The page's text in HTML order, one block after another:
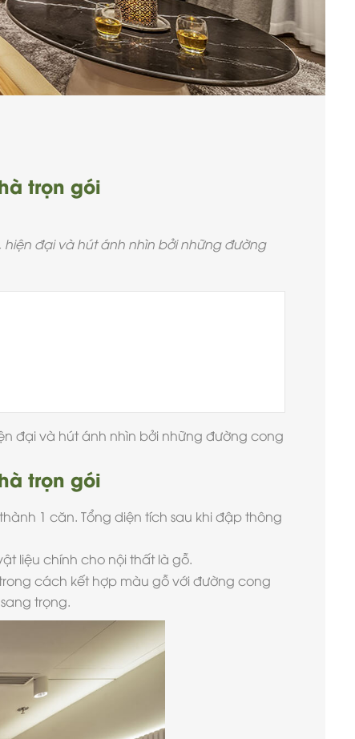
trọn gói
đại và hút ánh nhìn bởi những đường
đại và hút ánh nhìn bởi những đường cong
trọn gói
1 căn. Tổng diện tích sau khi đập thông
liệu chính cho nội thất là gỗ.
cách kết hợp màu gỗ với đường cong
trọng.